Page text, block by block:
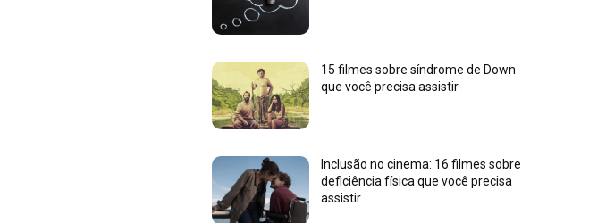
15 filmes sobre síndrome de Down
que você precisa assistir
Inclusão no cinema: 16 filmes sobre
deficiência física que você precisa
assistir